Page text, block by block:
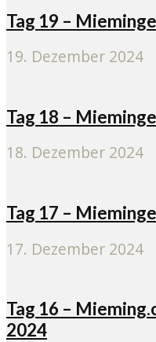
Tag 19 –
19. Dezember 2024
Tag 18 –
18. Dezember 2024
Tag 17 –
17. Dezember 2024
Tag 16 –
2024